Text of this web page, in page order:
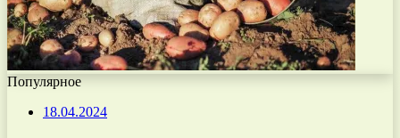
Популярное
18.04.2024